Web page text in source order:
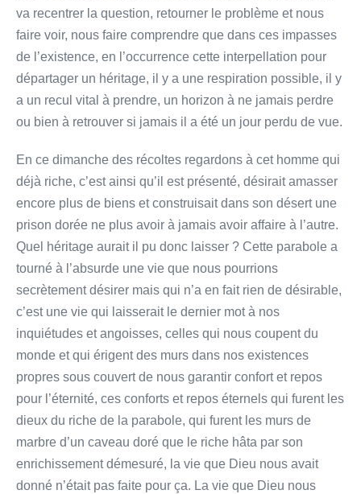
va recentrer la question, retourner le problème et nous
faire voir, nous faire comprendre que dans ces impasses
de l’existence, en l’occurrence cette interpellation pour
départager un héritage, il y a une respiration possible, il y
a un recul vital à prendre, un horizon à ne jamais perdre
ou bien à retrouver si jamais il a été un jour perdu de vue.
En ce dimanche des récoltes regardons à cet homme qui
déjà riche, c’est ainsi qu’il est présenté, désirait amasser
encore plus de biens et construisait dans son désert une
prison dorée ne plus avoir à jamais avoir affaire à l’autre.
Quel héritage aurait il pu donc laisser ? Cette parabole a
tourné à l’absurde une vie que nous pourrions
secrètement désirer mais qui n’a en fait rien de désirable,
c’est une vie qui laisserait le dernier mot à nos
inquiétudes et angoisses, celles qui nous coupent du
monde et qui érigent des murs dans nos existences
propres sous couvert de nous garantir confort et repos
pour l’éternité, ces conforts et repos éternels qui furent les
dieux du riche de la parabole, qui furent les murs de
marbre d’un caveau doré que le riche hâta par son
enrichissement démesuré, la vie que Dieu nous avait
donné n’était pas faite pour ça. La vie que Dieu nous